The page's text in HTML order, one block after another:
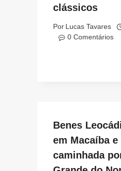
clássicos
Por Lucas Tavares
0 Comentários
Benes
em Macaíba
caminhada